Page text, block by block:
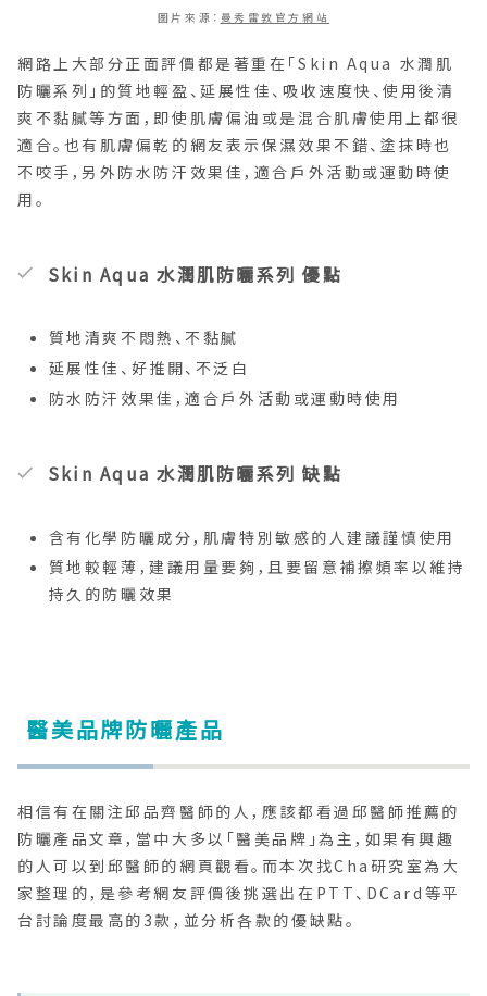
圖片來源： 曼秀雷敦官方網站
網路上大部分正面評價都是著重在「Skin Aqua 水潤肌
防曬系列」的質地輕盈、延展性佳、吸收速度快、使用後清
爽不黏膩等方面，即使肌膚偏油或是混合肌膚使用上都很
適合。也有肌膚偏乾的網友表示保濕效果不錯、塗抹時也
不咬手，另外防水防汗效果佳，適合戶外活動或運動時使
用。
Skin Aqua 水潤肌防曬系列 優點
質地清爽不悶熱、不黏膩
延展性佳、好推開、不泛白
防水防汗效果佳，適合戶外活動或運動時使用
Skin Aqua 水潤肌防曬系列 缺點
含有化學防曬成分，肌膚特別敏感的人建議謹慎使用
質地較輕薄，建議用量要夠，且要留意補擦頻率以維持
持久的防曬效果
醫美品牌防曬產品
相信有在關注邱品齊醫師的人，應該都看過邱醫師推薦的
防曬產品文章，當中大多以「醫美品牌」為主，如果有興趣
的人可以到邱醫師的網頁觀看。而本次找Cha研究室為大
家整理的，是參考網友評價後挑選出在PTT、DCard等平
台討論度最高的3款，並分析各款的優缺點。